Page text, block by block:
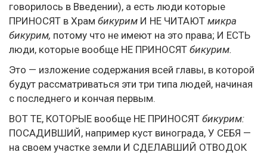
говорилось в Введении), а есть люди которые
ПРИНОСЯТ в Храм бикурим И НЕ ЧИТАЮТ микра
бикурим, потому что не имеют на это права; И ЕСТЬ
люди, которые вообще НЕ ПРИНОСЯТ бикурим.
Это — изложение содержания всей главы, в которой
будут рассматриваться эти три типа людей, начиная
с последнего и кончая первым.
ВОТ ТЕ, КОТОРЫЕ вообще НЕ ПРИНОСЯТ бикурим:
ПОСАДИВШИЙ, например куст винограда, У СЕБЯ —
на своем участке земли И СДЕЛАВШИЙ ОТВОДОК